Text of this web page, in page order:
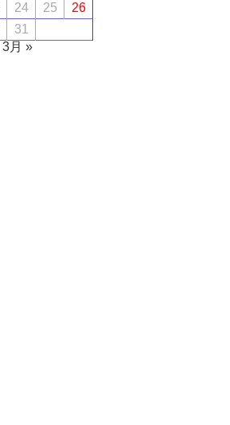
24 25
26
31
3月 »